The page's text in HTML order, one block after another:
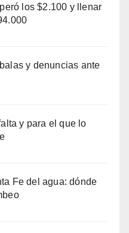
los $2.100 y llenar
y denuncias ante
y para el que lo
Fe del agua: dónde